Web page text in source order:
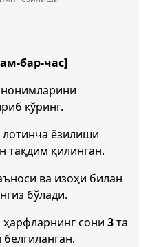
бар-час]
кўринг.
лотинча ёзилиши
тақдим қилинган.
ва изоҳи билан
бўлади.
ҳарфларнинг сони 3та